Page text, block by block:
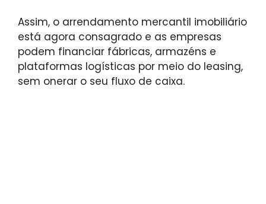
Assim, o arrendamento mercantil imobiliário
está agora consagrado e as empresas
podem financiar fábricas, armazéns e
plataformas logísticas por meio do leasing,
sem onerar o seu fluxo de caixa.